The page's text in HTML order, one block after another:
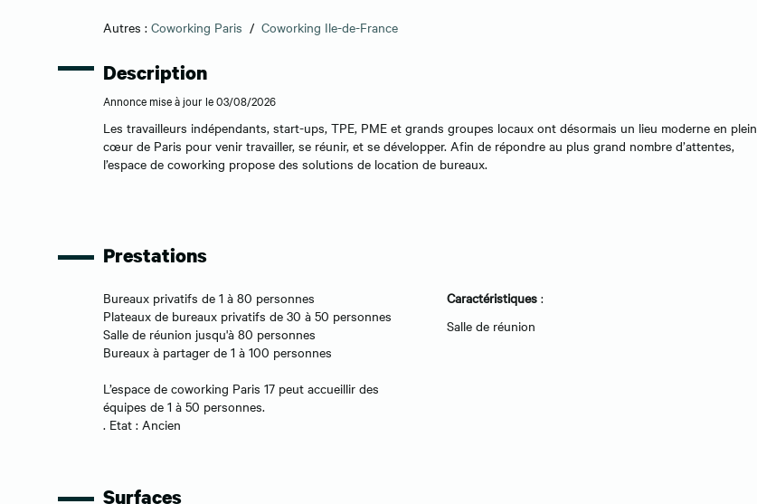
Autres : Coworking Paris / Coworking Ile-de-France
Description
Annonce mise à jour le 03/08/2026
Les travailleurs indépendants, start-ups, TPE, PME et grands groupes locaux ont désormais un lieu moderne en plein
cœur de Paris pour venir travailler, se réunir, et se développer. Afin de répondre au plus grand nombre d’attentes,
l’espace de coworking propose des solutions de location de bureaux.
Prestations
Bureaux privatifs de 1 à 80 personnes
Plateaux de bureaux privatifs de 30 à 50 personnes
Salle de réunion jusqu'à 80 personnes
Bureaux à partager de 1 à 100 personnes
L’espace de coworking Paris 17 peut accueillir des
équipes de 1 à 50 personnes.
. Etat : Ancien
Caractéristiques :
Salle de réunion
Surfaces